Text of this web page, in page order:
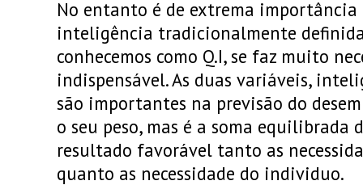
No entanto é de extrema importância
inteligência tradicionalmente
conhecemos como Q.I, se faz muito
indispensável. As duas variáveis,
são importantes na previsão do
o seu peso, mas é a soma equilibrada
resultado favorável tanto as
quanto as necessidade do individuo.